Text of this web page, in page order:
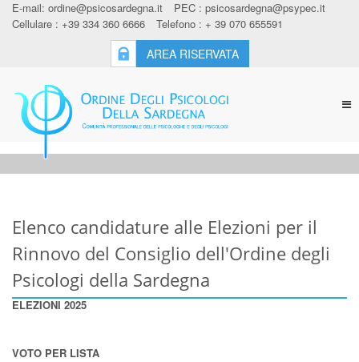
E-mail: ordine@psicosardegna.it PEC : psicosardegna@psypec.it
Cellulare : +39 334 360 6666
Telefono : + 39 070 655591
AREA RISERVATA
Elenco candidature alle Elezioni per il
Rinnovo del Consiglio dell'Ordine degli
Psicologi della Sardegna
ELEZIONI 2025
VOTO PER LISTA